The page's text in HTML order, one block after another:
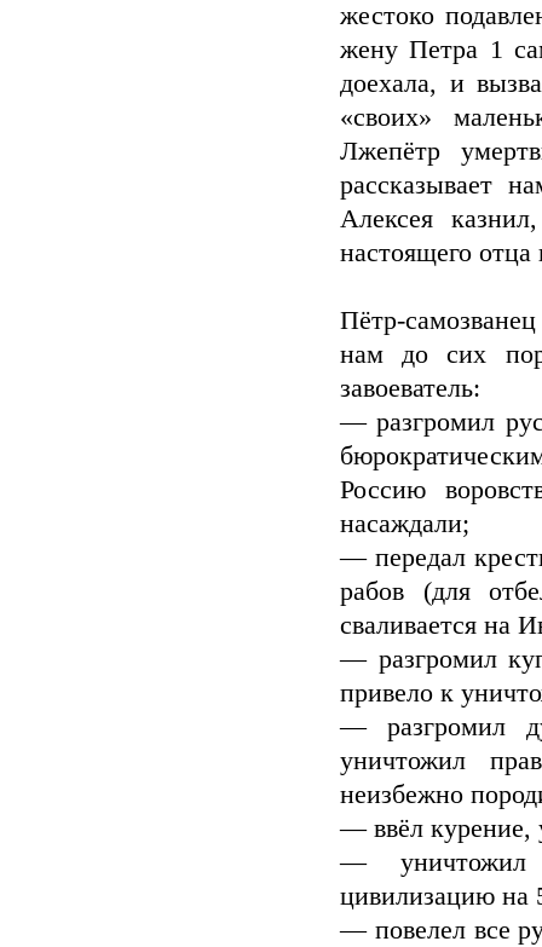
жестоко
жену Петра 1
доехала, и
«своих»
Лжепётр
рассказывает
Алексея
настоящего
Пётр-
нам до сих
завоеватель:
— разгромил
Россию
насаждали;
— передал
рабов (для
сваливается на
— разгромил
привело к
— разгромил
уничтожил
неизбежно
— ввёл курение,
— уничтожил
цивилизацию на
— повелел все